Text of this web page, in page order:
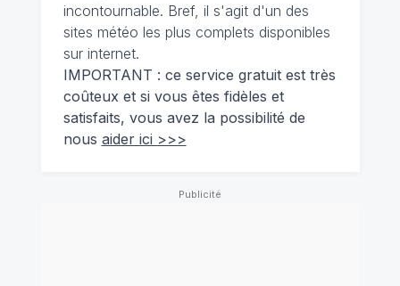
incontournable. Bref, il s'agit d'un des
sites météo les plus complets disponibles
sur internet.
IMPORTANT : ce service gratuit est très
coûteux et si vous êtes fidèles et
satisfaits, vous avez la possibilité de
nous aider ici >>>